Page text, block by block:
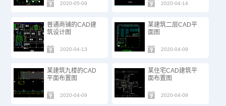
2020-05-09 2020-04-14
普通商铺的CAD建
筑设计图
2020-04-13
某建筑二层CAD平
面图
2020-04-09
某建筑九楼的CAD
平面布置图
2020-04-09
某住宅CAD建筑平
面布置图
2020-04-09